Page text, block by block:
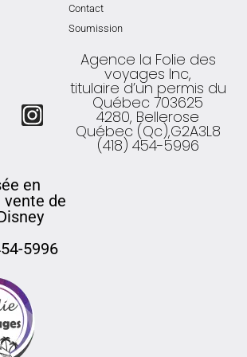
Contact
Soumission
Agence la Folie des
voyages Inc,
titulaire d’un permis du
Québec 703625
4280, Bellerose
Québec (Qc),G2A3L8
(418) 454-5996
en
de
5996